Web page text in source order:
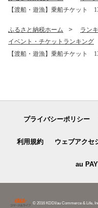
【渡船・遊漁】乗船チケット
ふるさと納税ホーム
ラン
イベント・チケットランキング
【渡船・遊漁】乗船チケット
プライバシーポリシー
利用規約 ウェブアクセ
au
© 2016 KDDI/au Commerce & Life,